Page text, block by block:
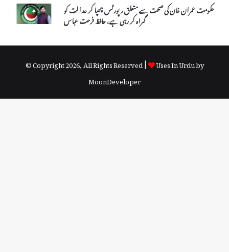
حکومت عمران خان کی صحت سے متعلق رپورٹس چھپا کر عدالت کو
گمراہ کر رہی ہے، حافظ فرحت عباس
© Copyright 2026, All Rights Reserved |
Uses In Urdu by
MoonDeveloper